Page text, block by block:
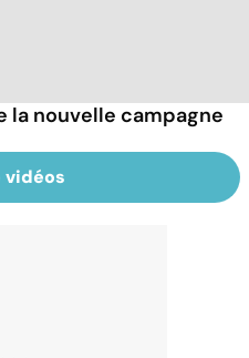
la nouvelle campagne
vidéos